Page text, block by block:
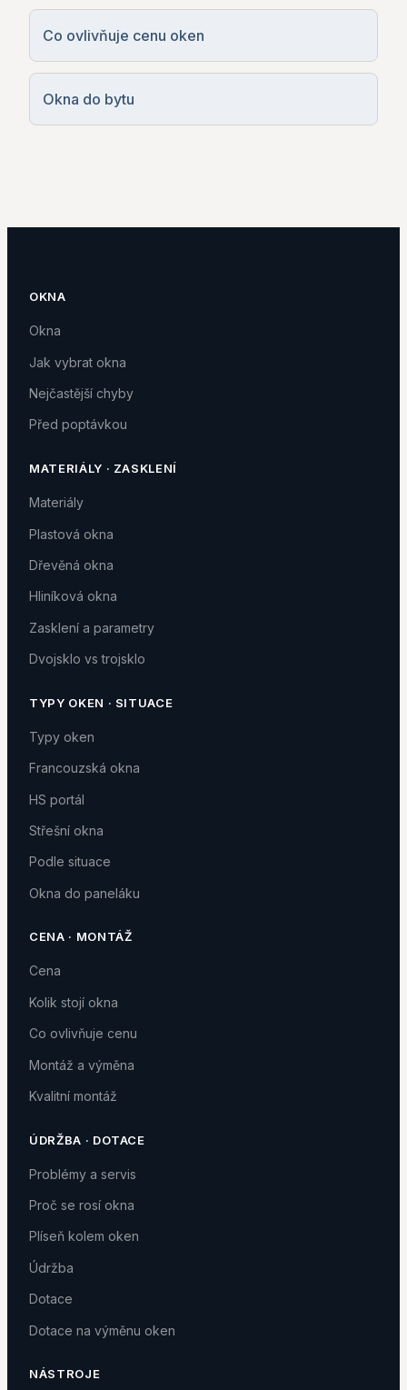
Co ovlivňuje cenu oken
Okna do bytu
OKNA
Okna
Jak vybrat okna
Nejčastější chyby
Před poptávkou
MATERIÁLY · ZASKLENÍ
Materiály
Plastová okna
Dřevěná okna
Hliníková okna
Zasklení a parametry
Dvojsklo vs trojsklo
TYPY OKEN · SITUACE
Typy oken
Francouzská okna
HS portál
Střešní okna
Podle situace
Okna do paneláku
CENA · MONTÁŽ
Cena
Kolik stojí okna
Co ovlivňuje cenu
Montáž a výměna
Kvalitní montáž
ÚDRŽBA · DOTACE
Problémy a servis
Proč se rosí okna
Plíseň kolem oken
Údržba
Dotace
Dotace na výměnu oken
NÁSTROJE